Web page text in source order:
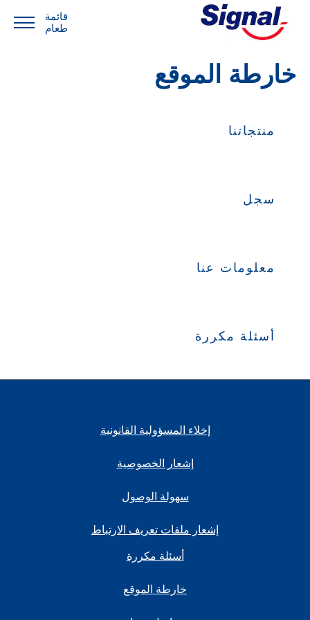
قائمة
طعام
خارطة الموقع
منتجاتنا
سجل
معلومات عنا
أسئلة مكررة
إخلاء المسؤولية القانونية
إشعار الخصوصية
سهولة الوصول
إشعار ملفات تعريف الارتباط
أسئلة مكررة
خارطة الموقع